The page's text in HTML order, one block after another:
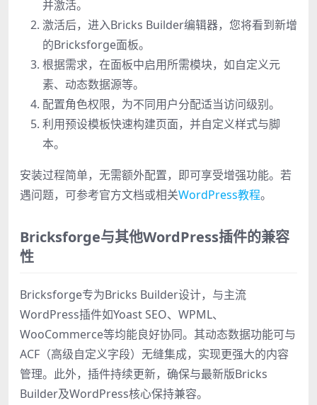
并激活。
激活后，进入Bricks Builder编辑器，您将看到新增
的Bricksforge面板。
根据需求，在面板中启用所需模块，如自定义元
素、动态数据源等。
配置角色权限，为不同用户分配适当访问级别。
利用预设模板快速构建页面，并自定义样式与脚
本。
安装过程简单，无需额外配置，即可享受增强功能。若
遇问题，可参考官方文档或相关WordPress教程。
Bricksforge与其他WordPress插件的兼容
性
Bricksforge专为Bricks Builder设计，与主流
WordPress插件如Yoast SEO、WPML、
WooCommerce等均能良好协同。其动态数据功能可与
ACF（高级自定义字段）无缝集成，实现更强大的内容
管理。此外，插件持续更新，确保与最新版Bricks
Builder及WordPress核心保持兼容。